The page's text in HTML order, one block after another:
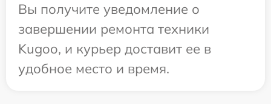
Вы получите уведомление о
завершении ремонта техники
Kugoo, и курьер доставит ее в
удобное место и время.